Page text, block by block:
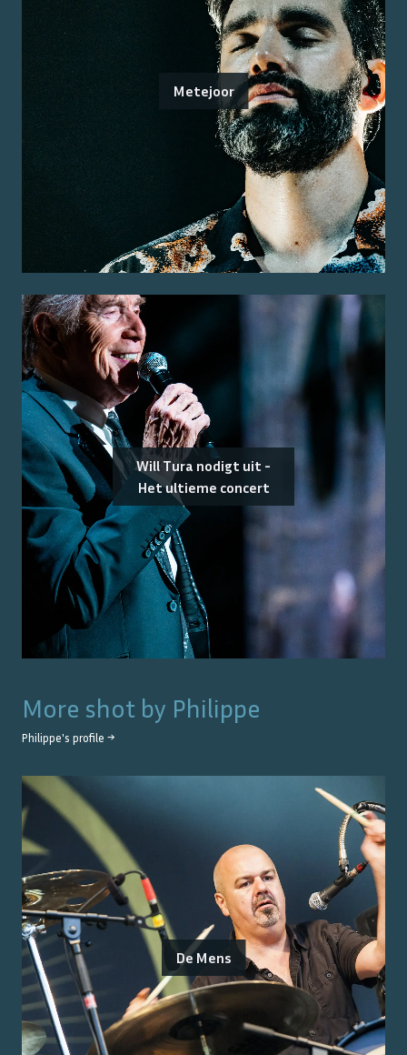
Metejoor
Will Tura nodigt uit -
Het ultieme concert
More shot by Philippe
Philippe's profile →
De Mens